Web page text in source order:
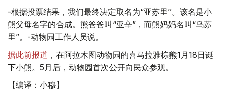
-根据投票结果，我们最终决定取名为“亚苏里”。该名是小
熊父母名字的合成。熊爸爸叫“亚辛”，而熊妈妈名叫“乌苏
里”。-动物园工作人员说。
据此前报道 ，在阿拉木图动物园的喜马拉雅棕熊1月18日诞
下小熊。5月后，动物园首次公开向民众参观。
【编译：小穆】